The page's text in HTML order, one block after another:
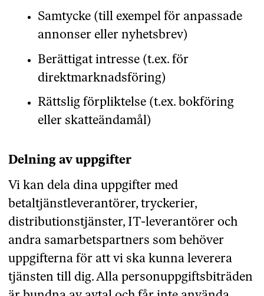
Samtycke (till exempel för anpassade
annonser eller nyhetsbrev)
Berättigat intresse (t.ex. för
direktmarknadsföring)
Rättslig förpliktelse (t.ex. bokföring
eller skatteändamål)
Delning av uppgifter
Vi kan dela dina uppgifter med
betaltjänstleverantörer, tryckerier,
distributionstjänster, IT-leverantörer och
andra samarbetspartners som behöver
uppgifterna för att vi ska kunna leverera
tjänsten till dig. Alla personuppgiftsbiträden